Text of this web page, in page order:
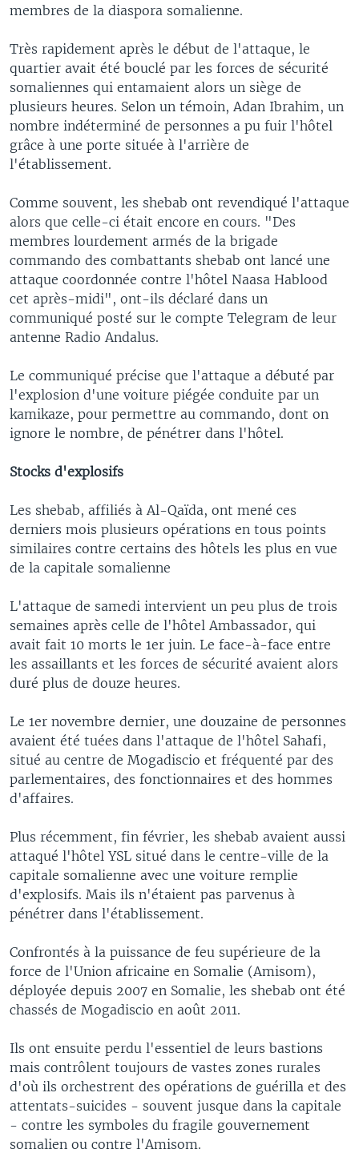
membres de la diaspora somalienne.
Très rapidement après le début de l'attaque, le
quartier avait été bouclé par les forces de sécurité
somaliennes qui entamaient alors un siège de
plusieurs heures. Selon un témoin, Adan Ibrahim, un
nombre indéterminé de personnes a pu fuir l'hôtel
grâce à une porte située à l'arrière de
l'établissement.
Comme souvent, les shebab ont revendiqué l'attaque
alors que celle-ci était encore en cours. "Des
membres lourdement armés de la brigade
commando des combattants shebab ont lancé une
attaque coordonnée contre l'hôtel Naasa Hablood
cet après-midi", ont-ils déclaré dans un
communiqué posté sur le compte Telegram de leur
antenne Radio Andalus.
Le communiqué précise que l'attaque a débuté par
l'explosion d'une voiture piégée conduite par un
kamikaze, pour permettre au commando, dont on
ignore le nombre, de pénétrer dans l'hôtel.
Stocks d'explosifs
Les shebab, affiliés à Al-Qaïda, ont mené ces
derniers mois plusieurs opérations en tous points
similaires contre certains des hôtels les plus en vue
de la capitale somalienne
L'attaque de samedi intervient un peu plus de trois
semaines après celle de l'hôtel Ambassador, qui
avait fait 10 morts le 1er juin. Le face-à-face entre
les assaillants et les forces de sécurité avaient alors
duré plus de douze heures.
Le 1er novembre dernier, une douzaine de personnes
avaient été tuées dans l'attaque de l'hôtel Sahafi,
situé au centre de Mogadiscio et fréquenté par des
parlementaires, des fonctionnaires et des hommes
d'affaires.
Plus récemment, fin février, les shebab avaient aussi
attaqué l'hôtel YSL situé dans le centre-ville de la
capitale somalienne avec une voiture remplie
d'explosifs. Mais ils n'étaient pas parvenus à
pénétrer dans l'établissement.
Confrontés à la puissance de feu supérieure de la
force de l'Union africaine en Somalie (Amisom),
déployée depuis 2007 en Somalie, les shebab ont été
chassés de Mogadiscio en août 2011.
Ils ont ensuite perdu l'essentiel de leurs bastions
mais contrôlent toujours de vastes zones rurales
d'où ils orchestrent des opérations de guérilla et des
attentats-suicides - souvent jusque dans la capitale
- contre les symboles du fragile gouvernement
somalien ou contre l'Amisom.